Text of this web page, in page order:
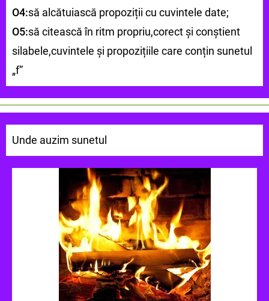
O4:să alcătuiască propoziții cu cuvintele date;
O5:să citească în ritm propriu,corect și conștient
silabele,cuvintele și propozițiile care conțin sunetul
„f”
Unde auzim sunetul